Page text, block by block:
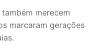
merecem
marcaram gerações